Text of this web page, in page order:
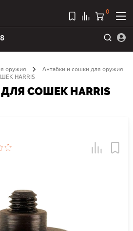
0
оружия
Антабки и сошки для оружия
HARRIS
СОШЕК HARRIS